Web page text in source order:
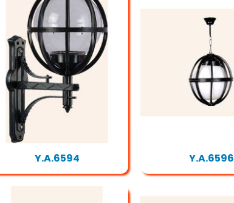
Y.A.6594 Y.A.6596